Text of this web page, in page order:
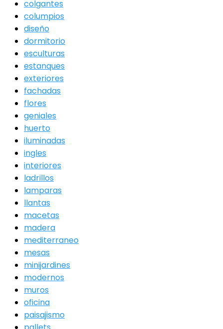
colgantes
columpios
diseño
dormitorio
esculturas
estanques
exteriores
fachadas
flores
geniales
huerto
iluminadas
ingles
interiores
ladrillos
lamparas
llantas
macetas
madera
mediterraneo
mesas
minijardines
modernos
muros
oficina
paisajismo